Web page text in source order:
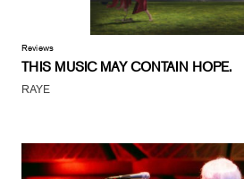
Reviews
THIS MUSIC MAY CONTAIN HOPE.
RAYE